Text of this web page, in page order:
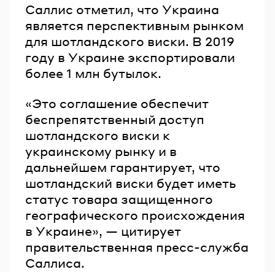
Саллис отметил, что Украина
является перспективным рынком
для шотландского виски. В 2019
году в Украине экспортировали
более 1 млн бутылок.
«Это соглашение обеспечит
беспрепятственный доступ
шотландского виски к
украинскому рынку и в
дальнейшем гарантирует, что
шотландский виски будет иметь
статус товара защищенного
географического происхождения
в Украине», — цитирует
правительственная пресс-служба
Саллиса.